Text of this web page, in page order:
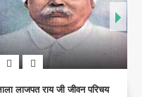
जी का जीवन परिचय